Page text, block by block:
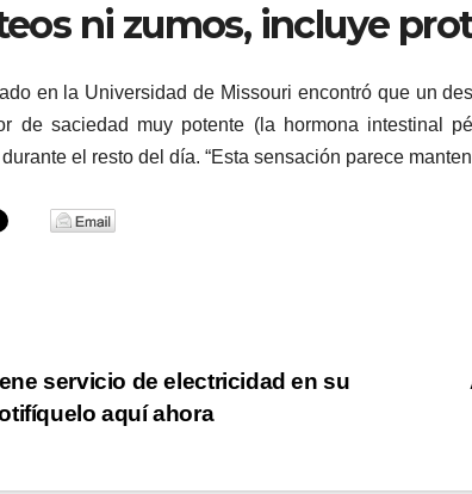
ni zumos, incluye
en la Universidad de Missouri encontró que un
de saciedad muy potente (la hormona intestinal
el resto del día. “Esta sensación parece
servicio de electricidad en su
aquí ahora